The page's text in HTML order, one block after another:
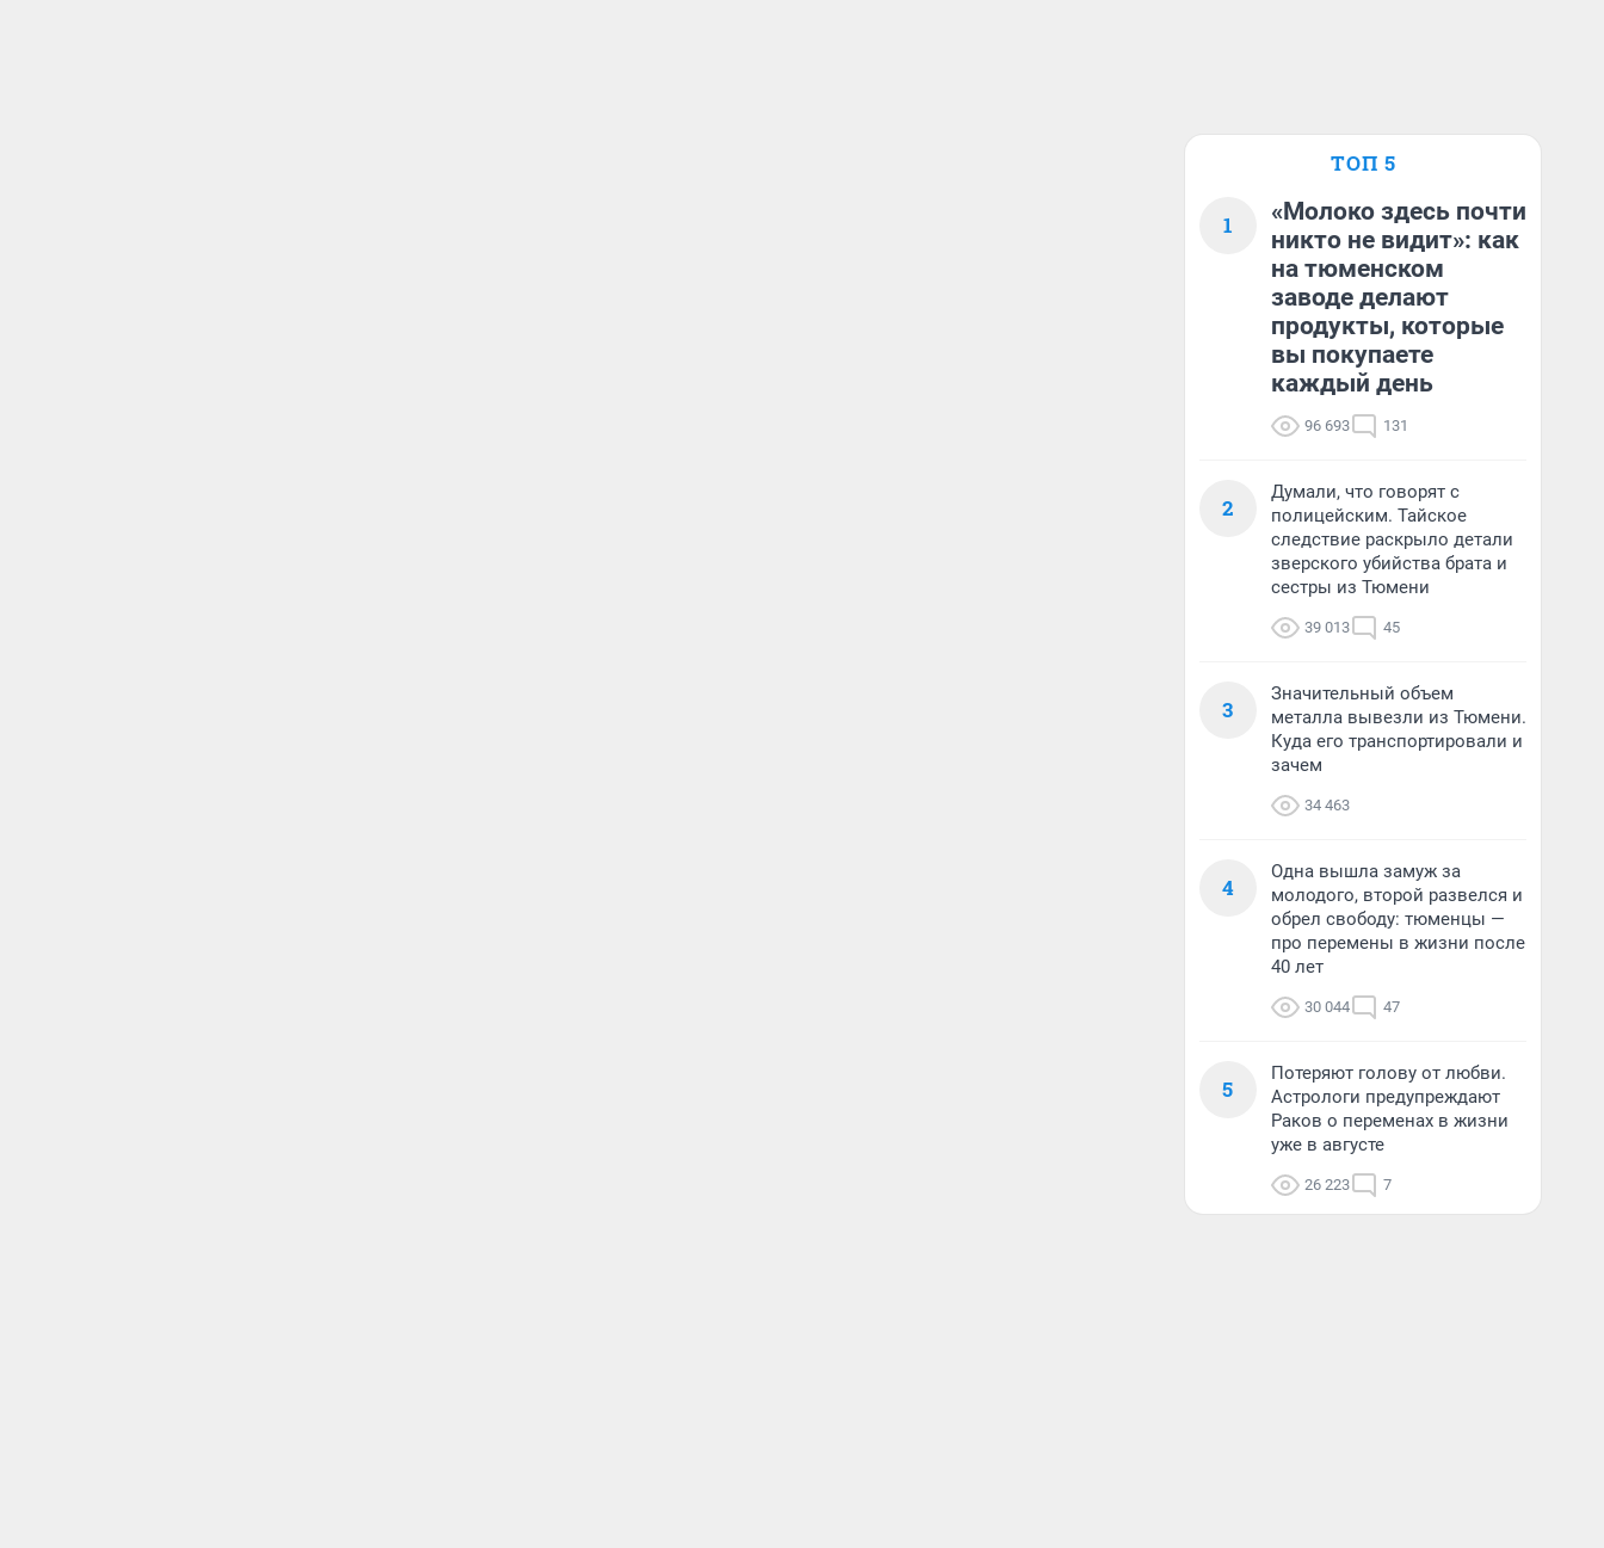
ТОП 5
1
«Молоко здесь почти
никто не видит»: как
на тюменском
заводе делают
продукты, которые
вы покупаете
каждый день
96 693 131
2
Думали, что говорят с
полицейским. Тайское
следствие раскрыло детали
зверского убийства брата и
сестры из Тюмени
39 013 45
3
Значительный объем
металла вывезли из Тюмени.
Куда его транспортировали и
зачем
34 463
4
Одна вышла замуж за
молодого, второй развелся и
обрел свободу: тюменцы —
про перемены в жизни после
40 лет
30 044 47
5
Потеряют голову от любви.
Астрологи предупреждают
Раков о переменах в жизни
уже в августе
26 223 7